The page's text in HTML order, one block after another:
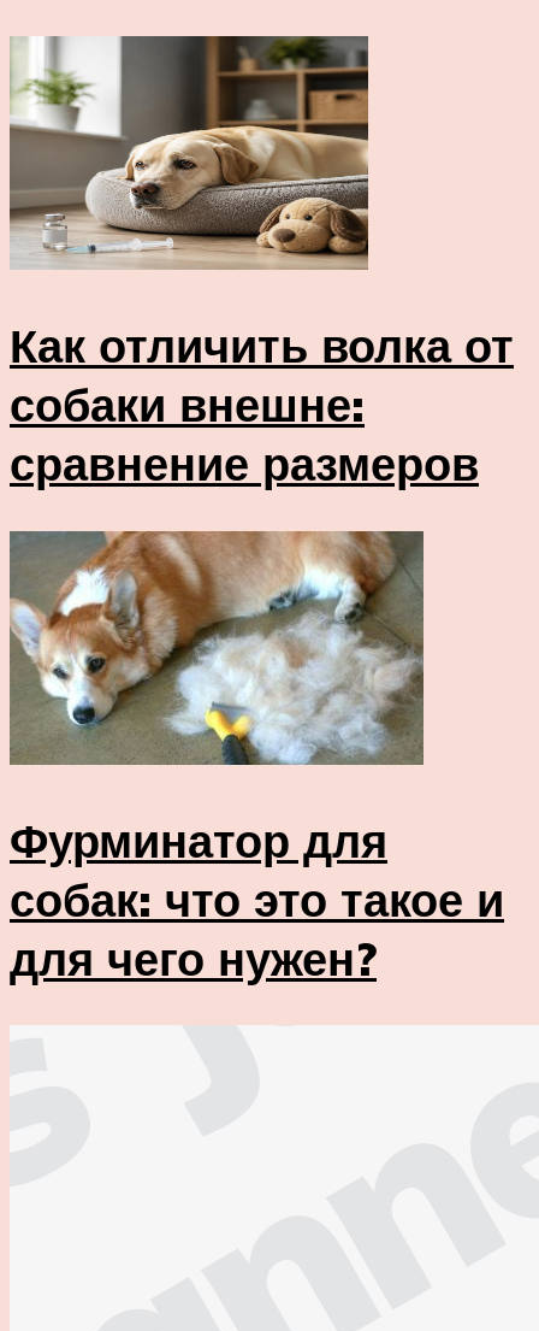
Как отличить волка от
собаки внешне:
сравнение размеров
Фурминатор для
собак: что это такое и
для чего нужен?